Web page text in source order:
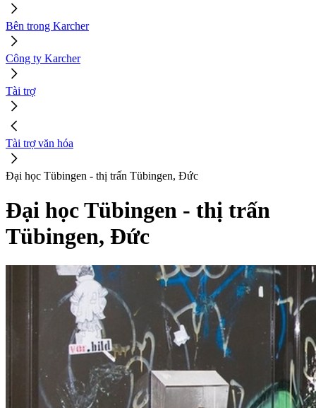
Bên trong Karcher
Công ty Karcher
Tài trợ
Tài trợ văn hóa
Đại học Tübingen - thị trấn Tübingen, Đức
Đại học Tübingen - thị trấn
Tübingen, Đức